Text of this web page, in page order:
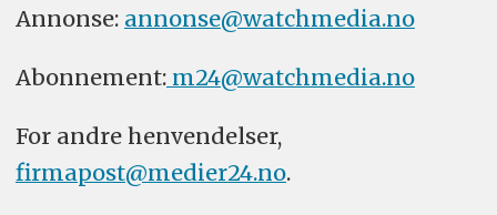
Annonse: annonse@watchmedia.no
Abonnement:m24@watchmedia.no
For andre henvendelser,
firmapost@medier24.no.